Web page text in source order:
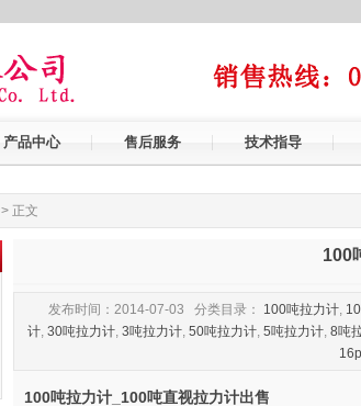
产品中心 售后服务 技术指导
> 正文
100
发布时间：2014-07-03 分类目录： 100吨拉力计,
计, 30吨拉力计, 3吨拉力计, 50吨拉力计, 5吨拉力计, 8吨
100吨拉力计_100吨直视拉力计出售